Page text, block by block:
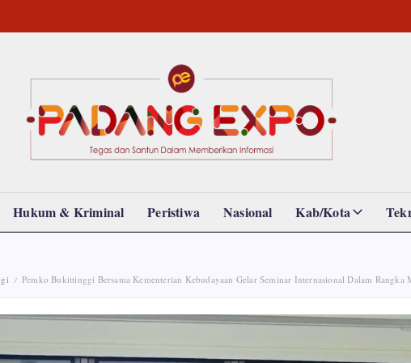
Padang
Expo
Tegas
dan
Santun
Memberikan
Informasi
Hukum & Kriminal Peristiwa Nasional Kab/Kota
/ Pemko Bukittinggi Bersama Kementerian Kebudayaan Gelar Seminar Internasional Dalam Rangka